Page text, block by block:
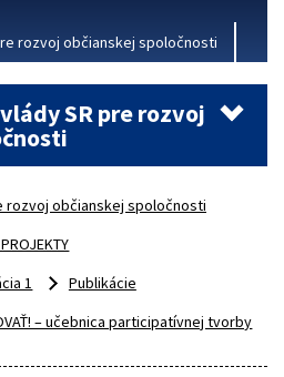
rozvoj občianskej spoločnosti
SR pre rozvoj
rozvoj občianskej spoločnosti
1
Publikácie
– učebnica participatívnej tvorby